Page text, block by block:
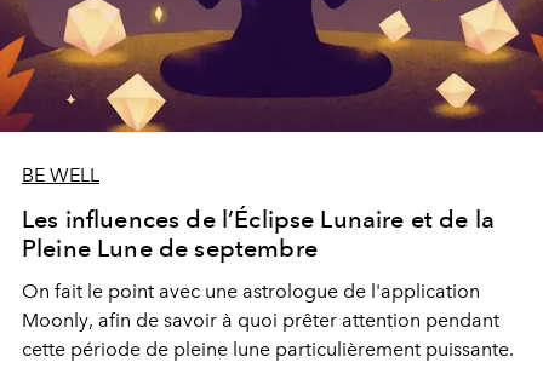
BE WELL
Les influences de l’Éclipse Lunaire et de la
Pleine Lune de septembre
On fait le point avec une astrologue de l'application
Moonly, afin de savoir à quoi prêter attention pendant
cette période de pleine lune particulièrement puissante.